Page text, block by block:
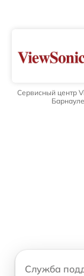
Сервисный центр
Барнауле
Служба